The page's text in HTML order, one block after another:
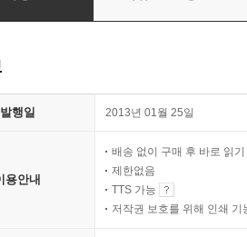
발행일 2013년 01월 25일
용안내
배송 없이 구매 후 바로 읽기
제한없음
TTS 가능
저작권 보호를 위해 인쇄 기